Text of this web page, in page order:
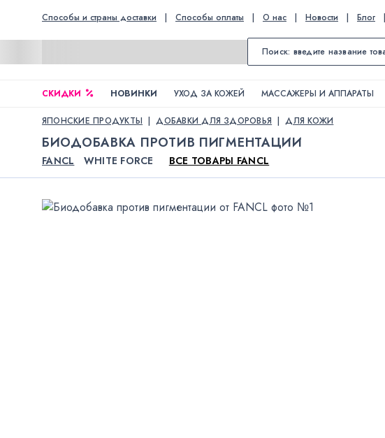
Способы и страны доставки | Способы оплаты | О нас | Новости | Блог |
СКИДКИ НОВИНКИ УХОД ЗА КОЖЕЙ МАССАЖЕРЫ И АППАРАТЫ
ЯПОНСКИЕ ПРОДУКТЫ ДОБАВКИ ДЛЯ ЗДОРОВЬЯ ДЛЯ КОЖИ
БИОДОБАВКА ПРОТИВ ПИГМЕНТАЦИИ
FANCL WHITE FORCE ВСЕ ТОВАРЫ FANCL